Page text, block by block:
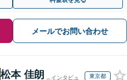
メールでお問い合わせ
松本 佳朗
インタビュ
東京都